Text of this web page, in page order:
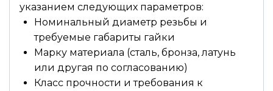
указанием следующих параметров:
Номинальный диаметр резьбы и
требуемые габариты гайки
Марку материала (сталь, бронза, латунь
или другая по согласованию)
Класс прочности и требования к